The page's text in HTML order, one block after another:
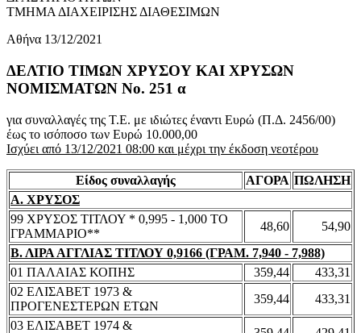
ΤΜΗΜΑ ΔΙΑΧΕΙΡΙΣΗΣ ΔΙΑΘΕΣΙΜΩΝ
Αθήνα 13/12/2021
ΔΕΛΤΙΟ ΤΙΜΩΝ ΧΡΥΣΟΥ ΚΑΙ ΧΡΥΣΩΝ
ΝΟΜΙΣΜΑΤΩΝ No. 251 α
για συναλλαγές της Τ.Ε. με ιδιώτες έναντι Ευρώ (Π.Δ. 2456/00)
έως το ισόποσο των Ευρώ 10.000,00
Ισχύει από 13/12/2021 08:00 και μέχρι την έκδοση νεοτέρου
Είδος συναλλαγής ΑΓΟΡΑ ΠΩΛΗΣΗ
Α. ΧΡΥΣΟΣ
99 ΧΡΥΣΟΣ ΤΙΤΛΟΥ * 0,995 - 1,000 ΤΟ
ΓΡΑΜΜΑΡΙΟ**
48,60
54,90
Β. ΛΙΡΑ ΑΓΓΛΙΑΣ ΤΙΤΛΟΥ 0,9166 (ΓΡΑΜ. 7,940 - 7,988)
01 ΠΑΛΑΙΑΣ ΚΟΠΗΣ
359,44
433,31
02 ΕΛΙΣΑΒΕΤ 1973 &
ΠΡΟΓΕΝΕΣΤΕΡΩΝ ΕΤΩΝ
359,44
433,31
03 ΕΛΙΣΑΒΕΤ 1974 &